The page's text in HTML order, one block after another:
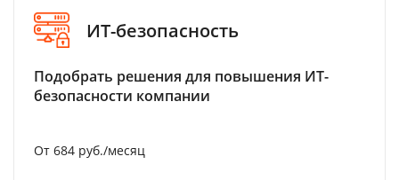
ИТ-безопасность
Подобрать решения для повышения ИТ-
безопасности компании
От 684 руб./месяц